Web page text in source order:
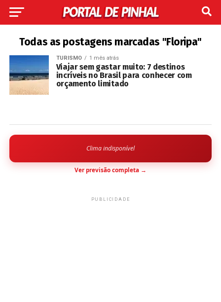
Todas as postagens marcadas "Floripa"
TURISMO 1 mês atrás
Viajar sem gastar muito: 7 destinos
incríveis no Brasil para conhecer com
orçamento limitado
Clima indisponível
Ver previsão completa →
PUBLICIDADE